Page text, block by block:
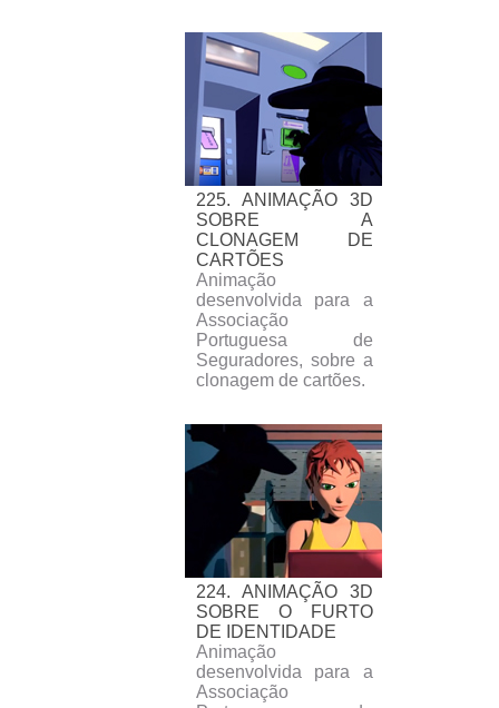
225. ANIMAÇÃO 3D
SOBRE A
CLONAGEM DE
CARTÕES
Animação
desenvolvida para a
Associação
Portuguesa de
Seguradores, sobre a
clonagem de cartões.
224. ANIMAÇÃO 3D
SOBRE O FURTO
DE IDENTIDADE
Animação
desenvolvida para a
Associação